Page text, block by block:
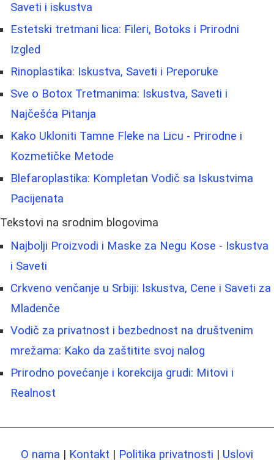
Saveti i iskustva
Estetski tretmani lica: Fileri, Botoks i Prirodni
Izgled
Rinoplastika: Iskustva, Saveti i Preporuke
Sve o Botox Tretmanima: Iskustva, Saveti i
Najčešća Pitanja
Kako Ukloniti Tamne Fleke na Licu - Prirodne i
Kozmetičke Metode
Blefaroplastika: Kompletan Vodič sa Iskustvima
Pacijenata
Tekstovi na srodnim blogovima
Najbolji Proizvodi i Maskе za Negu Kose - Iskustva
i Saveti
Crkveno venčanje u Srbiji: Iskustva, Cene i Saveti za
Mladenče
Vodič za privatnost i bezbednost na društvenim
mrežama: Kako da zaštitite svoj nalog
Prirodno povećanje i korekcija grudi: Mitovi i
Realnost
O nama | Kontakt | Politika privatnosti | Uslovi